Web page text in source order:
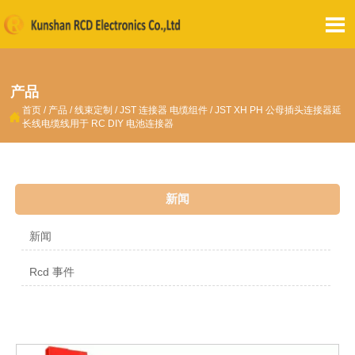

产品
 首页 / 产品 /线束定制 /JST 连接器 电缆组件 /JST XH PH 公母插头连接器延
长线电缆线用于 RC DIY 电池连接器
新闻
新闻
Rcd 事件